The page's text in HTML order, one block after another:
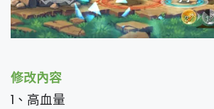
修改內容
1、高血量